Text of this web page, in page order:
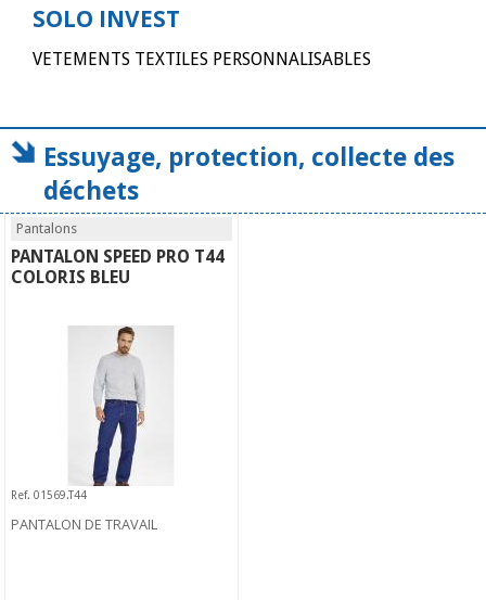
SOLO INVEST
VETEMENTS TEXTILES PERSONNALISABLES
Essuyage, protection, collecte des
déchets
Pantalons
PANTALON SPEED PRO T44
COLORIS BLEU
Ref. 01569.T44
PANTALON DE TRAVAIL